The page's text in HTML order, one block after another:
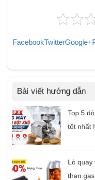
FacebookTwitterGoogle+
Bài viết hướng dẫn
Top 5
tốt nhất
Lò quay
than